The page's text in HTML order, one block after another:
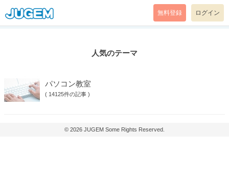
無料登録 ログイン
人気のテーマ
パソコン教室
( 14125件の記事 )
© 2026 JUGEM Some Rights Reserved.